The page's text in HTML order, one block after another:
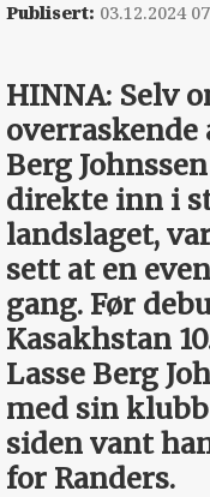
Publisert: 03.12.2024
HINNA: Selv
overraskende
Berg
direkte inn i
landslaget,
sett at en
gang. Før
Kasakhstan
Lasse Berg
med sin klubb
siden vant
for Randers.